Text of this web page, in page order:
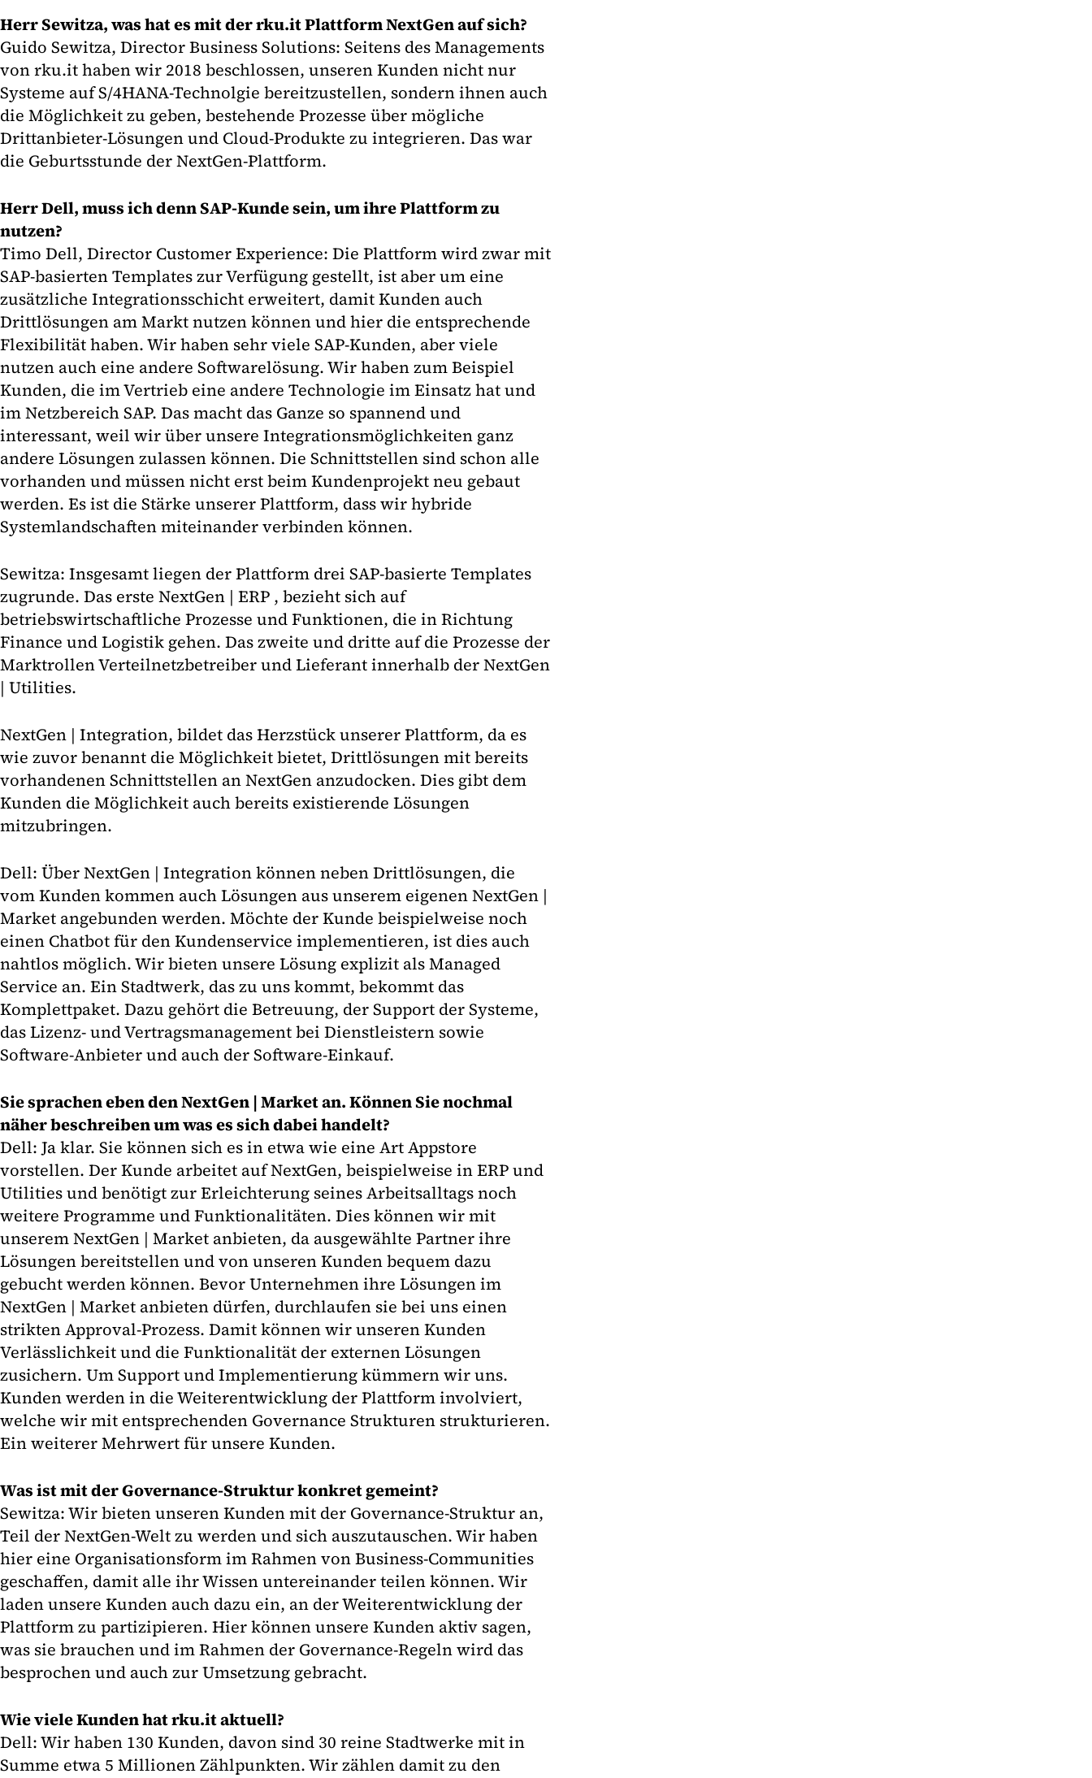
Herr Sewitza, was hat es mit der rku.it Plattform NextGen auf sich?
Guido Sewitza, Director Business Solutions: Seitens des Managements
von rku.it haben wir 2018 beschlossen, unseren Kunden nicht nur
Systeme auf S/4HANA-Technolgie bereitzustellen, sondern ihnen auch
die Möglichkeit zu geben, bestehende Prozesse über mögliche
Drittanbieter-Lösungen und Cloud-Produkte zu integrieren. Das war
die Geburtsstunde der NextGen-Plattform.
Herr Dell, muss ich denn SAP-Kunde sein, um ihre Plattform zu
nutzen?
Timo Dell, Director Customer Experience: Die Plattform wird zwar mit
SAP-basierten Templates zur Verfügung gestellt, ist aber um eine
zusätzliche Integrationsschicht erweitert, damit Kunden auch
Drittlösungen am Markt nutzen können und hier die entsprechende
Flexibilität haben. Wir haben sehr viele SAP-Kunden, aber viele
nutzen auch eine andere Softwarelösung. Wir haben zum Beispiel
Kunden, die im Vertrieb eine andere Technologie im Einsatz hat und
im Netzbereich SAP. Das macht das Ganze so spannend und
interessant, weil wir über unsere Integrationsmöglichkeiten ganz
andere Lösungen zulassen können. Die Schnittstellen sind schon alle
vorhanden und müssen nicht erst beim Kundenprojekt neu gebaut
werden. Es ist die Stärke unserer Plattform, dass wir hybride
Systemlandschaften miteinander verbinden können.
Sewitza: Insgesamt liegen der Plattform drei SAP-basierte Templates
zugrunde. Das erste NextGen | ERP , bezieht sich auf
betriebswirtschaftliche Prozesse und Funktionen, die in Richtung
Finance und Logistik gehen. Das zweite und dritte auf die Prozesse der
Marktrollen Verteilnetzbetreiber und Lieferant innerhalb der NextGen
| Utilities.
NextGen | Integration, bildet das Herzstück unserer Plattform, da es
wie zuvor benannt die Möglichkeit bietet, Drittlösungen mit bereits
vorhandenen Schnittstellen an NextGen anzudocken. Dies gibt dem
Kunden die Möglichkeit auch bereits existierende Lösungen
mitzubringen.
Dell: Über NextGen | Integration können neben Drittlösungen, die
vom Kunden kommen auch Lösungen aus unserem eigenen NextGen |
Market angebunden werden. Möchte der Kunde beispielweise noch
einen Chatbot für den Kundenservice implementieren, ist dies auch
nahtlos möglich. Wir bieten unsere Lösung explizit als Managed
Service an. Ein Stadtwerk, das zu uns kommt, bekommt das
Komplettpaket. Dazu gehört die Betreuung, der Support der Systeme,
das Lizenz- und Vertragsmanagement bei Dienstleistern sowie
Software-Anbieter und auch der Software-Einkauf.
Sie sprachen eben den NextGen | Market an. Können Sie nochmal
näher beschreiben um was es sich dabei handelt?
Dell: Ja klar. Sie können sich es in etwa wie eine Art Appstore
vorstellen. Der Kunde arbeitet auf NextGen, beispielweise in ERP und
Utilities und benötigt zur Erleichterung seines Arbeitsalltags noch
weitere Programme und Funktionalitäten. Dies können wir mit
unserem NextGen | Market anbieten, da ausgewählte Partner ihre
Lösungen bereitstellen und von unseren Kunden bequem dazu
gebucht werden können. Bevor Unternehmen ihre Lösungen im
NextGen | Market anbieten dürfen, durchlaufen sie bei uns einen
strikten Approval-Prozess. Damit können wir unseren Kunden
Verlässlichkeit und die Funktionalität der externen Lösungen
zusichern. Um Support und Implementierung kümmern wir uns.
Kunden werden in die Weiterentwicklung der Plattform involviert,
welche wir mit entsprechenden Governance Strukturen strukturieren.
Ein weiterer Mehrwert für unsere Kunden.
Was ist mit der Governance-Struktur konkret gemeint?
Sewitza: Wir bieten unseren Kunden mit der Governance-Struktur an,
Teil der NextGen-Welt zu werden und sich auszutauschen. Wir haben
hier eine Organisationsform im Rahmen von Business-Communities
geschaffen, damit alle ihr Wissen untereinander teilen können. Wir
laden unsere Kunden auch dazu ein, an der Weiterentwicklung der
Plattform zu partizipieren. Hier können unsere Kunden aktiv sagen,
was sie brauchen und im Rahmen der Governance-Regeln wird das
besprochen und auch zur Umsetzung gebracht.
Wie viele Kunden hat rku.it aktuell?
Dell: Wir haben 130 Kunden, davon sind 30 reine Stadtwerke mit in
Summe etwa 5 Millionen Zählpunkten. Wir zählen damit zu den